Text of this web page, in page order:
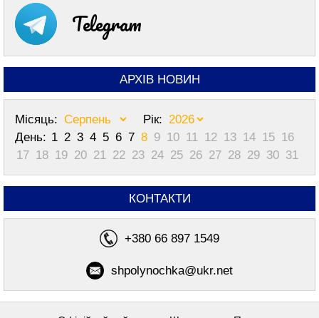
Telegram
АРХІВ НОВИН
Місяць:
Рік:
День: 1 2 3 4 5 6 7 8 9 10 11 12 13 14 15 16
17 18 19 20 21 22 23 24 25 26 27 28 29 30 31
КОНТАКТИ
+380 66 897 1549
shpolynochka@ukr.net